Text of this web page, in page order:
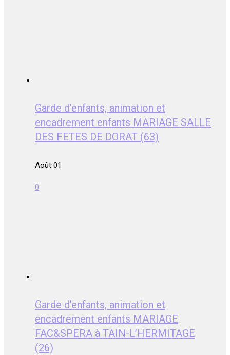
Garde d’enfants, animation et
encadrement enfants MARIAGE SALLE
DES FETES DE DORAT (63)
Août 01
0
Garde d’enfants, animation et
encadrement enfants MARIAGE
FAC&SPERA à TAIN-L’HERMITAGE
(26)